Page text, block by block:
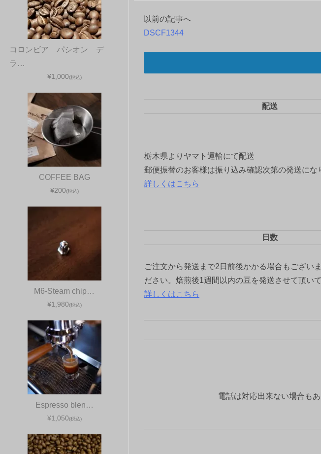
投
シ
ョ
以前の記事へ
DSCF1344
配送
栃木県よりヤマト運輸にて配送
郵便振替のお客様は振り込み確認次第の発送にな
詳しくはこちら
日数
ご注文から発送まで2日前後かかる場合もござい
ださい。焙煎後1週間以内の豆を発送させて頂いて
詳しくはこちら
電話は対応出来ない場合も
コロンビア パシオン デ
ラ…
¥1,000(税込)
COFFEE BAG
¥200(税込)
M6-Steam chip…
¥1,980(税込)
Espresso blen…
¥1,050(税込)